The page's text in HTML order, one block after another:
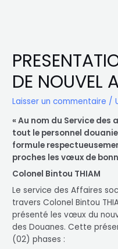
DE NOUVEL
Laisser un commentaire /
« Au nom du Service
tout le personnel
formule
proches les vœux de
Colonel Bintou THIAM
Le service des Affaires
travers Colonel Bintou
présenté les vœux du
des Douanes. Cette
(02) phases :